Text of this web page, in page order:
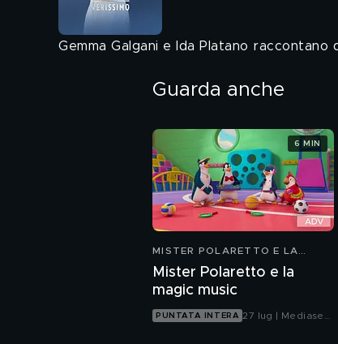
Gemma Galgani e Ida Platano
Guarda anche
MISTER POLARETTO E LA
Mister Polaretto e la
magic music
PUNTATA INTERA 27 lug | Mediaset
6 MIN